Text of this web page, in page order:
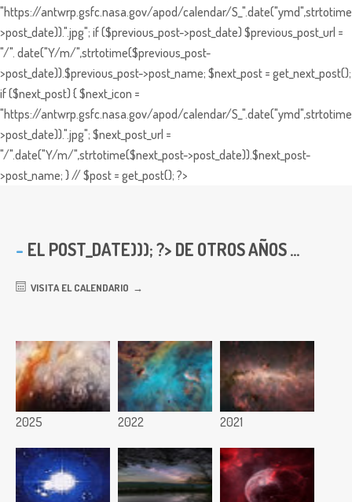
"https://antwrp.gsfc.nasa.gov/apod/calendar/
>post_date)).".jpg"; if ($previous_post->post_date) $previous_post_url =
"/". date("Y/m/",strtotime($previous_post-
>post_date)).$previous_post->post_name; $next_post = get_next_post();
if ($next_post) { $next_icon =
"https://antwrp.gsfc.nasa.gov/apod/calendar/
>post_date)).".jpg"; $next_post_url =
"/".date("Y/m/",strtotime($next_post->post_date)).$next_post-
>post_name; } // $post = get_post(); ?>
EL POST_DATE))); ?> DE OTROS AÑOS ...
VISITA EL CALENDARIO
2025 2022 2021